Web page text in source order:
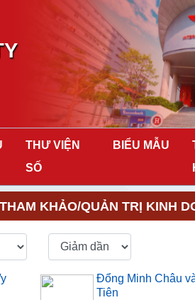
THƯ VIỆN
SỐ
BIỂU MẪU
KHẢO/QUẢN TRỊ KINH
Đổng Minh Châu
Tiên